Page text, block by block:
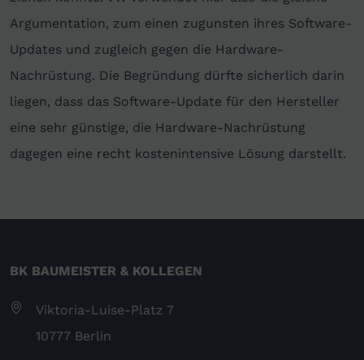
Argumentation, zum einen zugunsten ihres Software-
Updates und zugleich gegen die Hardware-
Nachrüstung. Die Begründung dürfte sicherlich darin
liegen, dass das Software-Update für den Hersteller
eine sehr günstige, die Hardware-Nachrüstung
dagegen eine recht kostenintensive Lösung darstellt.
BK BAUMEISTER & KOLLEGEN
Viktoria-Luise-Platz 7
10777 Berlin